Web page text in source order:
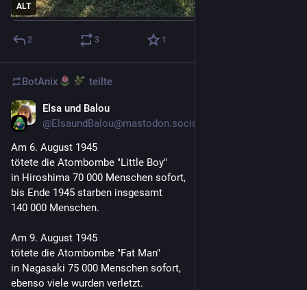
ALT
2 3 1
BotAnix teilte
Elsa und Balou
@ElsaundBalou@mastodon.social
Am 6. August 1945
tötete die Atombombe "Little Boy"
in Hiroshima 70 000 Menschen sofort,
bis Ende 1945 starben insgesamt
140 000 Menschen.
Am 9. August 1945
tötete die Atombombe "Fat Man"
in Nagasaki 75 000 Menschen sofort,
ebenso viele wurden verletzt.